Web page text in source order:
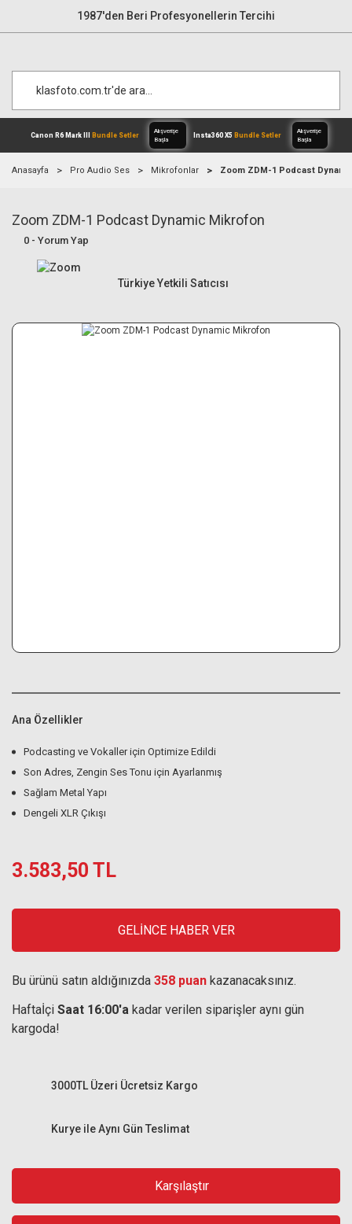
1987'den Beri Profesyonellerin Tercihi
Canon R6 Mark IIIBundle Setler
Alışverişe
Anasayfa Pro Audio Ses Mikrofonlar Zoom ZDM-1 Podcast
Zoom ZDM-1 Podcast Dynamic Mikrofon
0 - Yorum Yap
Türkiye Yetkili Satıcısı
Ana Özellikler
Podcasting ve Vokaller için Optimize Edildi
Son Adres, Zengin Ses Tonu için Ayarlanmış
Sağlam Metal Yapı
Dengeli XLR Çıkışı
3.583,50 TL
GELİNCE HABER VER
Bu ürünü satın aldığınızda 358 puan kazanacaksınız.
Haftaİçi Saat 16:00'a kadar verilen siparişler aynı gün
kargoda!
Kurye ile Aynı Gün Teslimat
3000TL Üzeri Ücretsiz Kargo
Karşılaştır